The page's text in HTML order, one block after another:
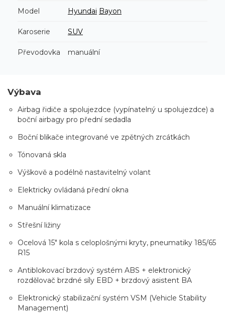
Model Hyundai Bayon
Karoserie SUV
Převodovka manuální
Výbava
Airbag řidiče a spolujezdce (vypínatelný u spolujezdce) a
boční airbagy pro přední sedadla
Boční blikače integrované ve zpětných zrcátkách
Tónovaná skla
Výškově a podélně nastavitelný volant
Elektricky ovládaná přední okna
Manuální klimatizace
Střešní ližiny
Ocelová 15" kola s celoplošnými kryty, pneumatiky 185/65
R15
Antiblokovací brzdový systém ABS + elektronický
rozdělovač brzdné síly EBD + brzdový asistent BA
Elektronický stabilizační systém VSM (Vehicle Stability
Management)